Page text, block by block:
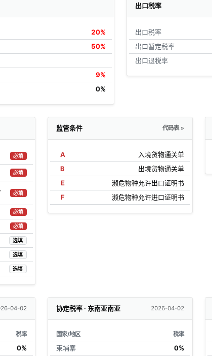
20%
50%
9%
0%
出口税率
出口税率
出口暂定税率
出口退税率
必填
必填
必填
必填
必填
选填
选填
选填
监管条件 代码表 »
A
入境货物通关单
B
出境货物通关单
E
濒危物种允许出口证明书
F
濒危物种允许进口证明书
04-02
税率
0%
协定税率 · 东南亚南亚 2026-04-02
国家/地区 税率
柬埔寨
0%